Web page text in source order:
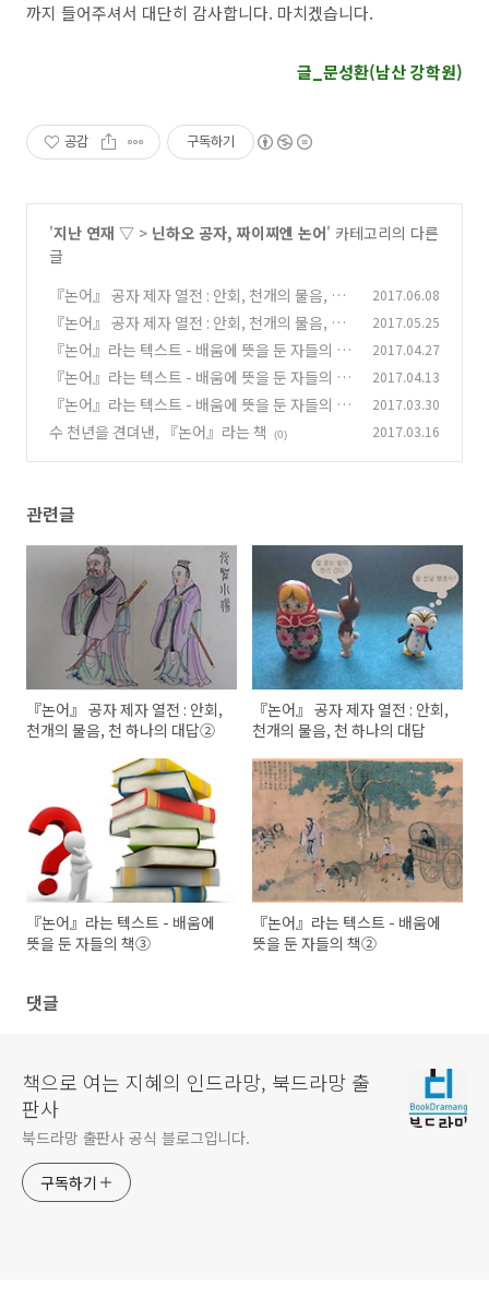
까지 들어주셔서 대단히 감사합니다. 마치겠습니다.
글_문성환(남산 강학원)
공감 구독하기
'지난 연재 ▽ > 닌하오 공자, 짜이찌엔 논어' 카테고리의 다른
글
『논어』 공자 제자 열전 : 안회, 천개의 물음, 천
하나의 대답② (0)
2017.06.08
『논어』 공자 제자 열전 : 안회, 천개의 물음, 천
하나의 대답 (0)
2017.05.25
『논어』라는 텍스트 - 배움에 뜻을 둔 자들의 책
③ (0)
2017.04.27
『논어』라는 텍스트 - 배움에 뜻을 둔 자들의 책
② (0)
2017.04.13
『논어』라는 텍스트 - 배움에 뜻을 둔 자들의 책
(0)
2017.03.30
수 천년을 견뎌낸, 『논어』라는 책 (0) 2017.03.16
관련글
『논어』 공자 제자 열전 : 안회,
천개의 물음, 천 하나의 대답②
『논어』 공자 제자 열전 : 안회,
천개의 물음, 천 하나의 대답
『논어』라는 텍스트 - 배움에
뜻을 둔 자들의 책③
『논어』라는 텍스트 - 배움에
뜻을 둔 자들의 책②
댓글
책으로 여는 지혜의 인드라망, 북드라망 출
판사
북드라망 출판사 공식 블로그입니다.
구독하기